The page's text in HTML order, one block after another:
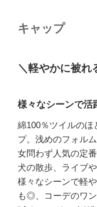
キャップ
＼軽やかに被れ
様々なシーンで活
綿100％ツイルのほ
プ。浅めのフォル
女問わず人気の定
犬の散歩、ライブ
様々なシーンで軽
も◎、コーデのワ